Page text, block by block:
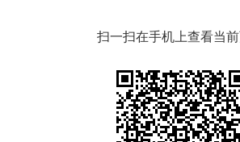
扫一扫在手机上查看当